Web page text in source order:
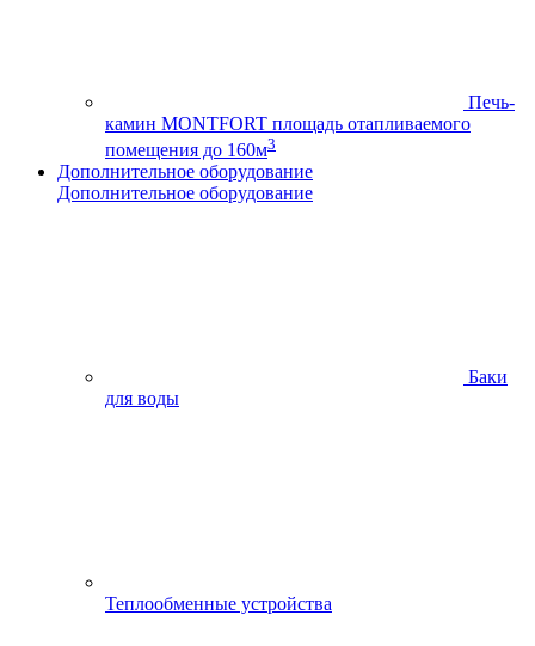
Печь-
камин MONTFORT площадь отапливаемого
помещения до 160м3
Дополнительное оборудование
Дополнительное оборудование
Баки
для воды
Теплообменные устройства